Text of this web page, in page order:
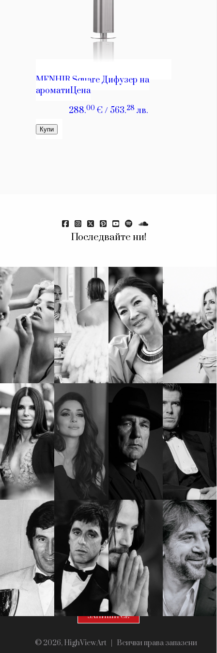
Последвайте ни!
КАТЕГОРИИ
Wine&Dine
Подкасти
Мода
Dialogue
Изкуство
Красота
Цветно
Гурме
Пътувай
Wellness
ЗА НАС
Условия за
ползване
За нас
Реклама
Политика за
поверителност
ModerenDom
СЛЕДВАЙТЕ НИ
Facebook Instagram Twitter
Pinterest
YouTube
Spotify Soundcloud
Ако нашият сайт ви харесва, можете да се абонирате за
седмичния ни нюзлетър тук:
© 2026, HighViewArt | Всички права запазени